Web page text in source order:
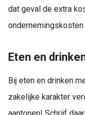
dat geval de extra
Eten en
Bij eten en drinken
zakelijke karakter